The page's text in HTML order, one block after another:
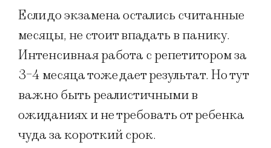
Если до экзамена остались считанные
месяцы, не стоит впадать в панику.
Интенсивная работа с репетитором за
3-4 месяца тоже дает результат. Но тут
важно быть реалистичными в
ожиданиях и не требовать от ребенка
чуда за короткий срок.